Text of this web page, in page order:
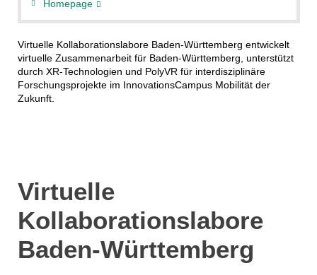
Homepage
Virtuelle Kollaborationslabore Baden-Württemberg entwickelt
virtuelle Zusammenarbeit für Baden-Württemberg, unterstützt
durch XR-Technologien und PolyVR für interdisziplinäre
Forschungsprojekte im InnovationsCampus Mobilität der
Zukunft.
Virtuelle
Kollaborationslabore
Baden-Württemberg